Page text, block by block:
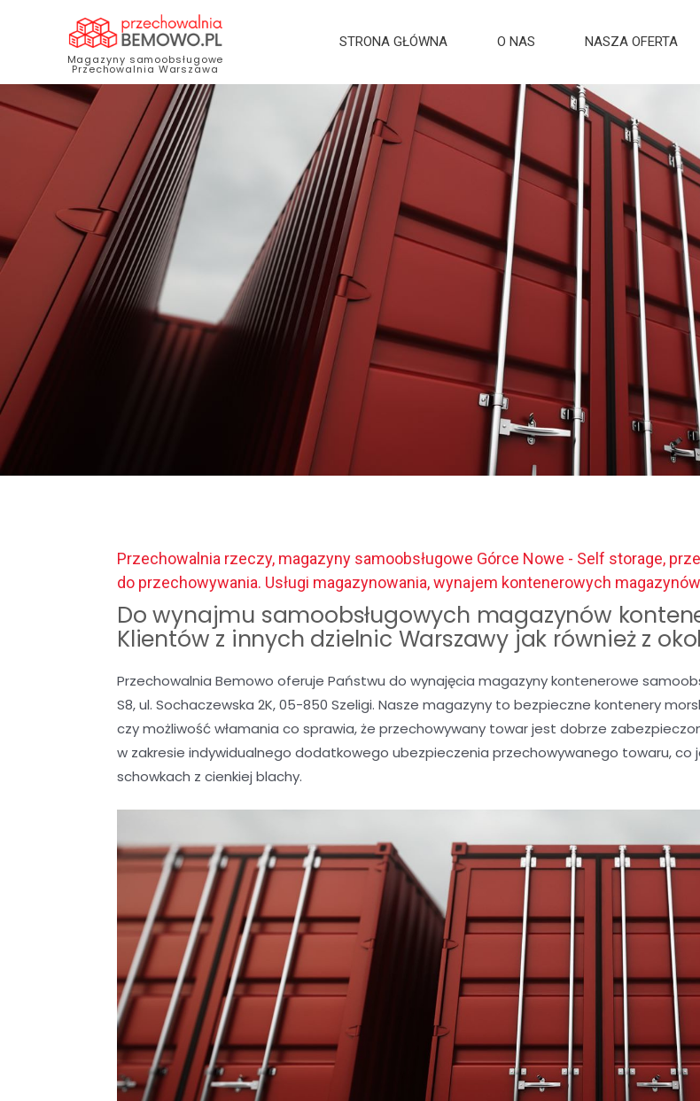
Magazyny samoobsługowe
Przechowalnia Warszawa
STRONA GŁÓWNA O NAS NASZA OFERTA
Przechowalnia rzeczy, magazyny samoobsługowe Górce Nowe - Self storage,
do przechowywania. Usługi magazynowania, wynajem kontenerowych
Do wynajmu samoobsługowych magazynów
Klientów z innych dzielnic Warszawy jak również z
Przechowalnia Bemowo oferuje Państwu do wynajęcia magazyny kontenerowe
S8, ul. Sochaczewska 2K, 05-850 Szeligi. Nasze magazyny to bezpieczne kontenery
czy możliwość włamania co sprawia, że przechowywany towar jest dobrze
w zakresie indywidualnego dodatkowego ubezpieczenia przechowywanego towaru,
schowkach z cienkiej blachy.